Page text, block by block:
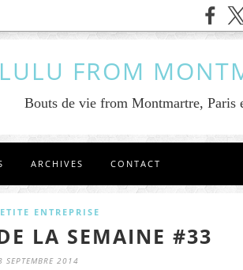
LULU FROM
Bouts de vie from Montmartre, Paris
ARCHIVES CONTACT
ENTREPRISE
LA SEMAINE #33
SEPTEMBRE 2014